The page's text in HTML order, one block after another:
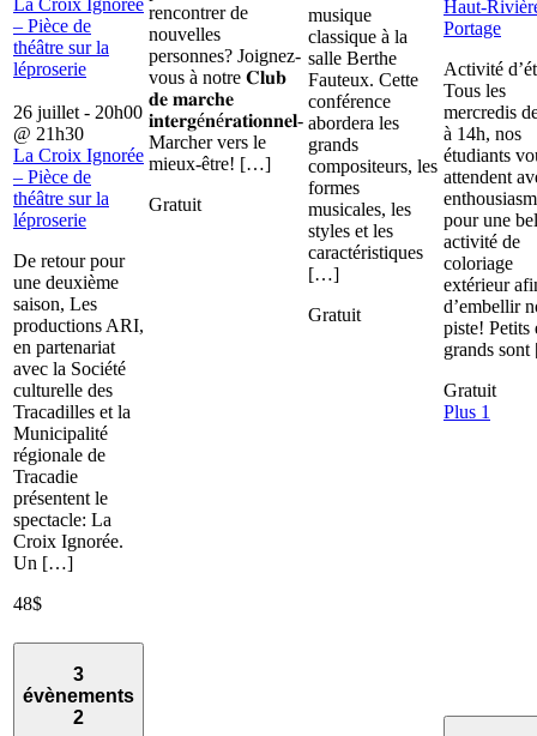
La Croix Ignorée
– Pièce de
théâtre sur la
léproserie
26 juillet - 20h00
@ 21h30
La Croix Ignorée
– Pièce de
théâtre sur la
léproserie
De retour pour
une deuxième
saison, Les
productions ARI,
en partenariat
avec la Société
culturelle des
Tracadilles et la
Municipalité
régionale de
Tracadie
présentent le
spectacle: La
Croix Ignorée.
Un […]
48$
rencontrer de
nouvelles
personnes? Joignez-
vous à notre 𝐂𝐥𝐮𝐛
𝐝𝐞 𝐦𝐚𝐫𝐜𝐡𝐞
𝐢𝐧𝐭𝐞𝐫𝐠é𝐧é𝐫𝐚𝐭𝐢𝐨𝐧𝐧𝐞𝐥-
Marcher vers le
mieux-être! […]
Gratuit
musique
classique à la
salle Berthe
Fauteux. Cette
conférence
abordera les
grands
compositeurs, les
formes
musicales, les
styles et les
caractéristiques
[…]
Gratuit
Haut-
Portage
Activité
Tous les
mercredis
à 14h, nos
étudiants
attendent
pour une
activité de
coloriage
extérieur
d’embellir
piste! Petits
grands
Gratuit
Plus 1
3
évènements
2